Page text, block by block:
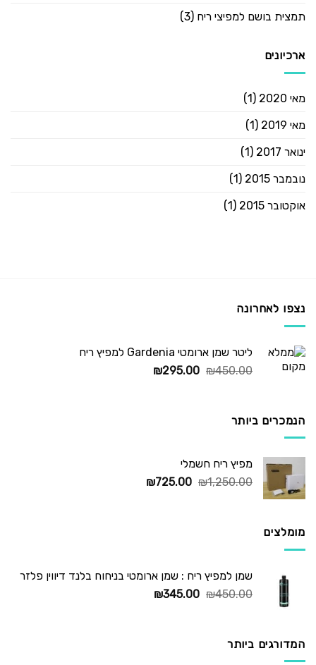
תמצית בושם למפיצי ריח (3)
ארכיונים
מאי 2020
(1)
מאי 2019
(1)
ינואר 2017
(1)
נובמבר 2015
(1)
אוקטובר 2015
(1)
נצפו לאחרונה
ליטר שמן ארומטי Gardenia למפיץ ריח
₪450.00
המחיר
₪295.00
המחיר
הנמכרים ביותר
מפיץ ריח חשמלי
₪1,250.00
המחיר
₪725.00
המחיר
מומלצים
שמן למפיץ ריח : שמן ארומטי בניחוח בלנד דיווין פלזר
₪450.00
המחיר
₪345.00
המחיר
המדורגים ביותר